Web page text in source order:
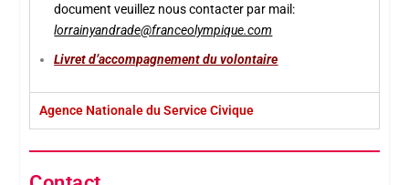
documentveuillez nous contacter par mail:
lorrainyandrade@franceolympique.com
Livret d’accompagnement du volontaire
Agence Nationale du Service Civique